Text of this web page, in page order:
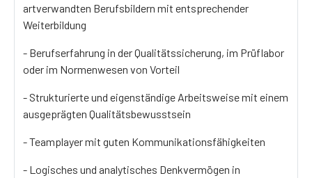
artverwandten Berufsbildern mit entsprechender
Weiterbildung
- Berufserfahrung in der Qualitätssicherung, im Prüflabor
oder im Normenwesen von Vorteil
- Strukturierte und eigenständige Arbeitsweise mit einem
ausgeprägten Qualitätsbewusstsein
- Teamplayer mit guten Kommunikationsfähigkeiten
- Logisches und analytisches Denkvermögen in